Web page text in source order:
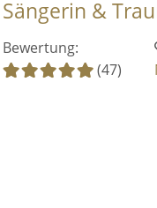
&
Bewertung:
(47)